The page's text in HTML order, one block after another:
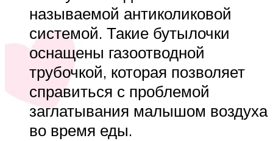
называемой антиколиковой
системой. Такие бутылочки
оснащены газоотводной
трубочкой, которая позволяет
справиться с проблемой
заглатывания малышом воздуха
во время еды.